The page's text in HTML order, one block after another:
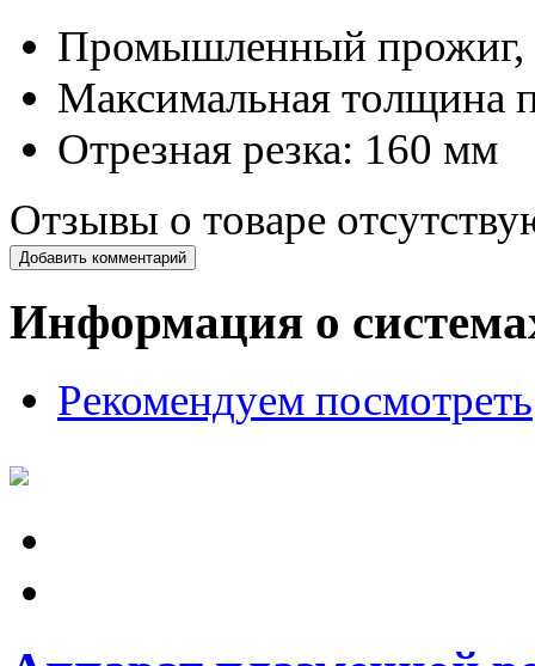
Промышленный
Максимальная толщина
Отрезная резка: 160 мм
Отзывы о товаре
Добавить комментарий
Информация о
Рекомендуем посмотреть